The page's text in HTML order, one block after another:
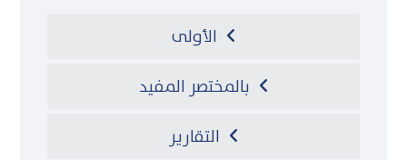
الأولى
بالمختصر المفيد
التقارير